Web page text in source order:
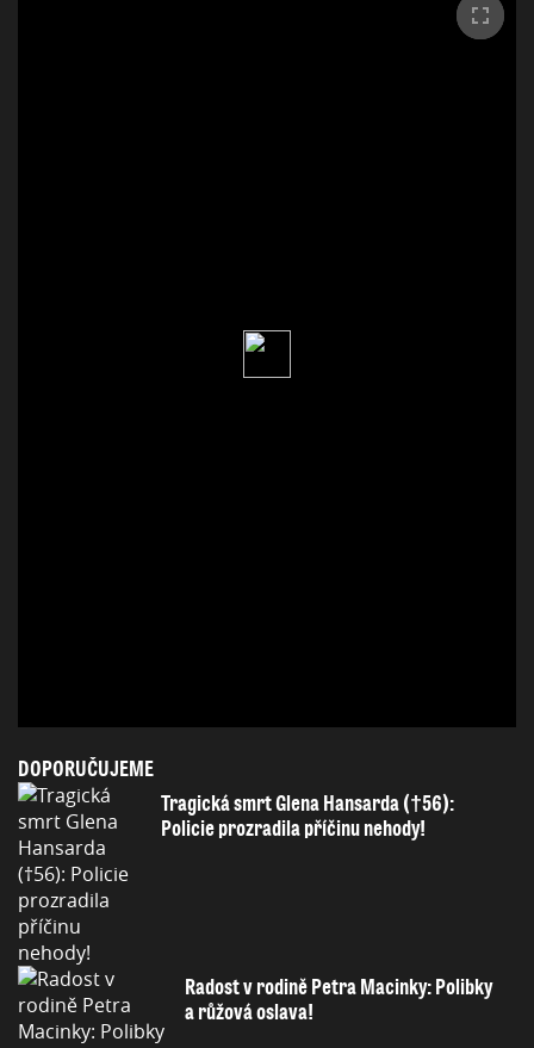
DOPORUČUJEME
Tragická smrt Glena Hansarda (†56):
Policie prozradila příčinu nehody!
Radost v rodině Petra Macinky: Polibky
a růžová oslava!